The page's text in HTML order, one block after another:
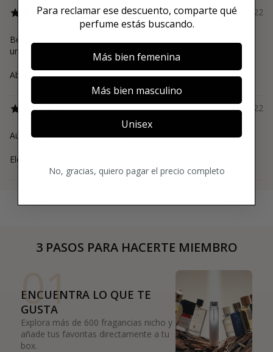
10/11/22
Beautiful floral sent. Intensive at first but then dissipates
unfortunately too quick.
Abir
10/10/22
Aún no he recibido el perfume
Elena
3 PASOS PARA HACERTE MIEMBRO
01
ENCUENTRA LO QUE TE
GUSTA
Explora más de 600 fragancias nicho y
añade tus favoritas directamente a tu
box.
Para reclamar ese descuento, comparte qué
perfume estás buscando.
Más bien femenina
Más bien masculino
Unisex
No, gracias, quiero pagar el precio completo